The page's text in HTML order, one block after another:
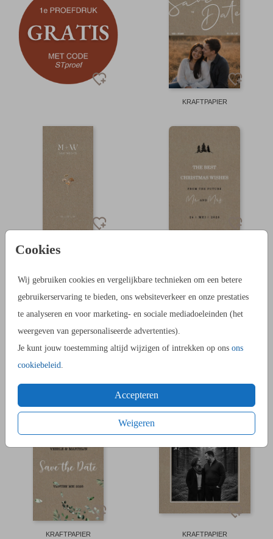
Cookies
Wij gebruiken cookies en vergelijkbare technieken om een betere
gebruikerservaring te bieden, ons websiteverkeer en onze prestaties
te analyseren en voor marketing- en sociale mediadoeleinden (het
weergeven van gepersonaliseerde advertenties).
Je kunt jouw toestemming altijd wijzigen of intrekken op ons ons
cookiebeleid.
Accepteren
Weigeren
KRAFTPAPIER
KRAFTPAPIER
KRAFTPAPIER KRAFTPAPIER